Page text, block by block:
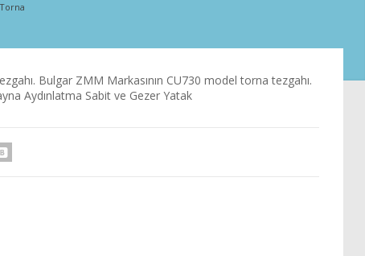
Bulgar ZMM Markasının CU730 model torna tezgahı.
Aydınlatma Sabit ve Gezer Yatak